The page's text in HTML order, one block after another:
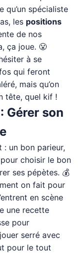
qu’un spécialiste
les positions
de nos
ça joue. 😤
à se
qui feront
mais qu’on
tête, quel kif !
Gérer son
un bon parieur,
choisir le bon
ses pépètes. 💰
on fait pour
en scène
une recette
pour
serré avec
pour le tout